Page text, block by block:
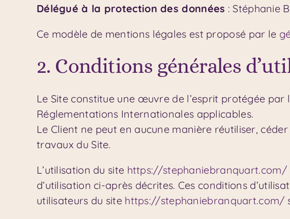
Délégué à la protection des données : Stéphanie
Ce modèle de mentions légales est proposé par le
2. Conditions générales
Le Site constitue une œuvre de l’esprit protégée
Réglementations Internationales applicables.
Le Client ne peut en aucune manière réutiliser,
travaux du Site.
L’utilisation du site https://stephaniebranquart.com/
d’utilisation ci-après décrites. Ces conditions
utilisateurs du site https://stephaniebranquart.com/